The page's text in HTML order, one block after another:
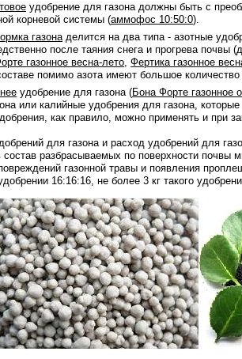
удобрение для газона должны быть с
корневой системы (аммофос 10:50:0).
газонаделится на два типа - азотные
после таяния снега и прогрева почвы
газонное весна-лето, Фертика газонное
помимо азота имеют большое
удобрение для газона (Бона Форте газонное
или калийные удобрения для газона,
как правило, можно применять и при
для газона и расход удобрений для
разбрасываемых по поверхности почвы
газонной травы и появления
16:16:16, не более 3 кг такого